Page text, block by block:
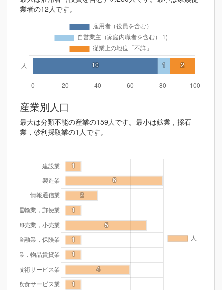
業者の12人です。
産業別人口
最大は分類不能の産業の159人です。最小は鉱業，採石
業，砂利採取業の1人です。